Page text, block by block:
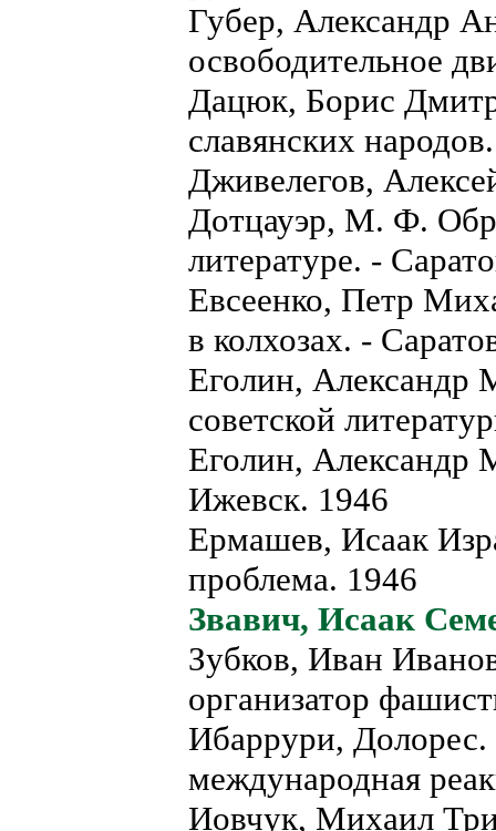
Губер, Александр
освободительное
Дацюк, Борис
славянских
Дживелегов,
Дотцауэр, М. Ф.
литературе. -
Евсеенко, Петр
в колхозах. -
Еголин, Александр
советской
Еголин, Александр
Ижевск. 1946
Ермашев, Исаак
проблема. 1946
Звавич, Исаак
Зубков, Иван
организатор
Ибаррури,
международная
Иовчук, Михаил